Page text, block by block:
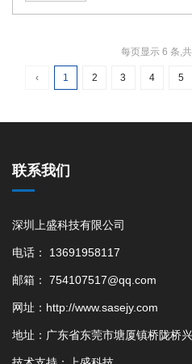
锯片uv打印机,2513高落差uv打印机,
每页显示 6 条,
‹ 1 2 3 4 5
联系我们
深圳上盛科技有限公司
电话： 13691958117
邮箱： 754107517@qq.com
网址：http://www.sasejy.com
地址：广东省东莞市塘厦镇桥陇桥